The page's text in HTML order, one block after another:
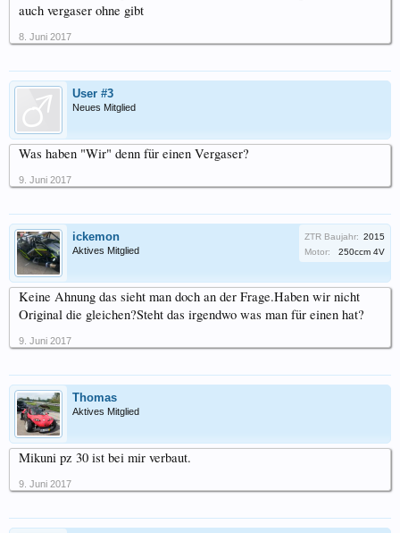
auch vergaser ohne gibt
8. Juni 2017
User #3
Neues Mitglied
Was haben "Wir" denn für einen Vergaser?
9. Juni 2017
ickemon
Aktives Mitglied
ZTR Baujahr: 2015
Motor:
250ccm 4V
Keine Ahnung das sieht man doch an der Frage.Haben wir nicht
Original die gleichen?Steht das irgendwo was man für einen hat?
9. Juni 2017
Thomas
Aktives Mitglied
Mikuni pz 30 ist bei mir verbaut.
9. Juni 2017